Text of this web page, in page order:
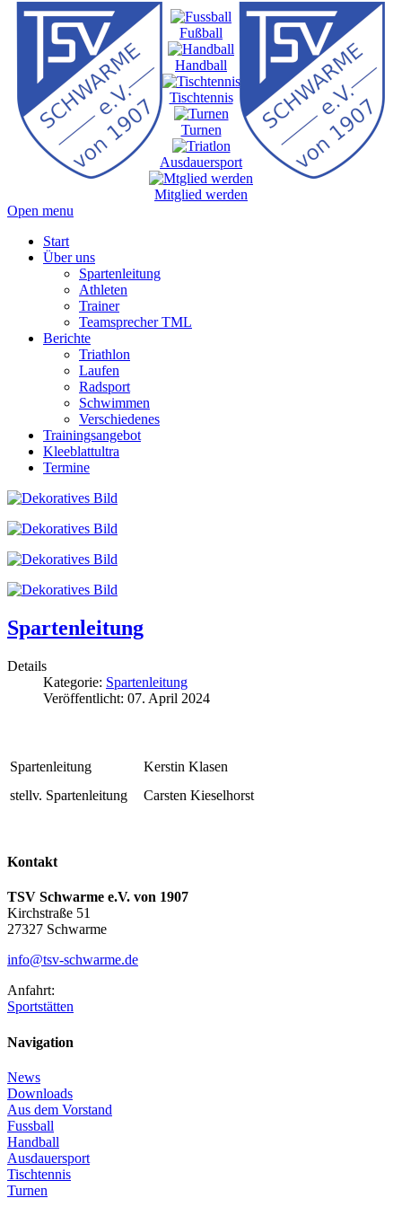
Fußball
Handball
Tischtennis
Turnen
Ausdauersport
Mitglied werden
Open menu
Start
Über uns
Spartenleitung
Athleten
Trainer
Teamsprecher TML
Berichte
Triathlon
Laufen
Radsport
Schwimmen
Verschiedenes
Trainingsangebot
Kleeblattultra
Termine
Spartenleitung
Details
Kategorie: Spartenleitung
Veröffentlicht: 07. April 2024
Spartenleitung
Kerstin Klasen
stellv. Spartenleitung
Carsten Kieselhorst
Kontakt
TSV Schwarme e.V. von 1907
Kirchstraße 51
27327 Schwarme
info@tsv-schwarme.de
Anfahrt:
Sportstätten
Navigation
News
Downloads
Aus dem Vorstand
Fussball
Handball
Ausdauersport
Tischtennis
Turnen